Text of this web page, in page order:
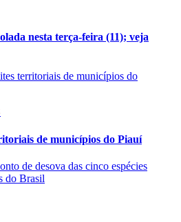
nesta terça-feira (11); veja
de municípios do Piauí